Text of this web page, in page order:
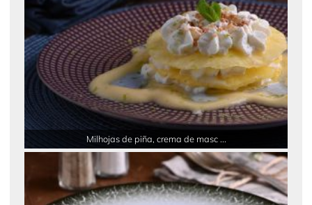
Milhojas de piña, crema de masc ...